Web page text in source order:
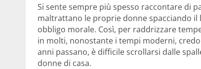
Si sente sempre più spesso raccontare di
maltrattano le proprie donne spacciando
obbligo morale. Così, per raddrizzare
in molti, nonostante i tempi moderni,
anni passano, è difficile scrollarsi dalle
donne di casa.